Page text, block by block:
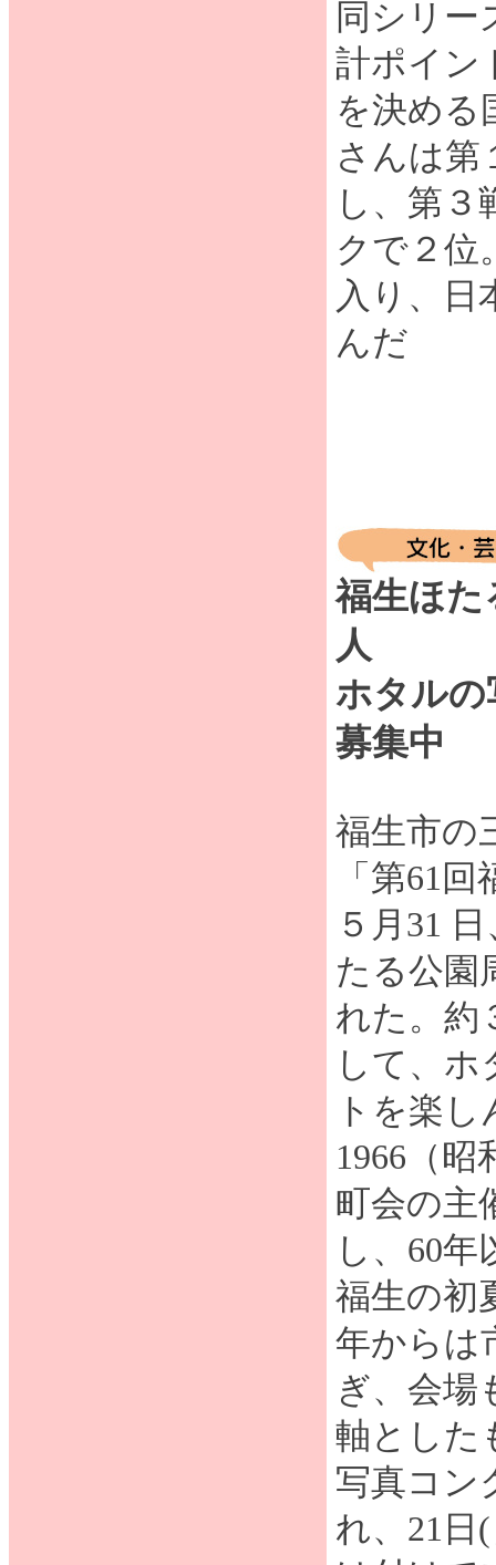
同シリー
計ポイン
を決める
さんは第
し、第３
クで２位
入り、日
んだ
福生ほた
人
ホタルの
募集中
福生市の
「第61
５月31
たる公園
れた。約
して、ホ
トを楽
1966（昭
町会の主
し、60
福生の初
年からは
ぎ、会場
軸とした
写真コン
れ、21日